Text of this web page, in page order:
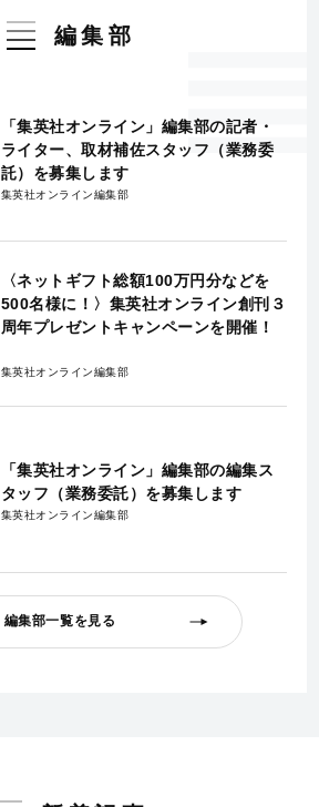
編集部
「集英社オンライン」編集部の記者・
ライター、取材補佐スタッフ（業務委
託）を募集します
集英社オンライン編集部
〈ネットギフト総額100万円分などを
500名様に！〉集英社オンライン創刊３
周年プレゼントキャンペーンを開催！
集英社オンライン編集部
「集英社オンライン」編集部の編集ス
タッフ（業務委託）を募集します
集英社オンライン編集部
編集部一覧を見る